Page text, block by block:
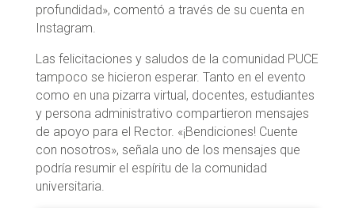
profundidad», comentó a través de su cuenta en
Instagram.
Las felicitaciones y saludos de la comunidad PUCE
tampoco se hicieron esperar. Tanto en el evento
como en una pizarra virtual, docentes, estudiantes
y persona administrativo compartieron mensajes
de apoyo para el Rector. «¡Bendiciones! Cuente
con nosotros», señala uno de los mensajes que
podría resumir el espíritu de la comunidad
universitaria.